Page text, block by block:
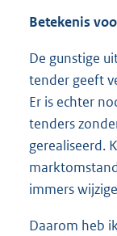
Betekenis
De gunstige
tender geeft
Er is echter
tenders
gerealiseerd.
immers
Daarom heb